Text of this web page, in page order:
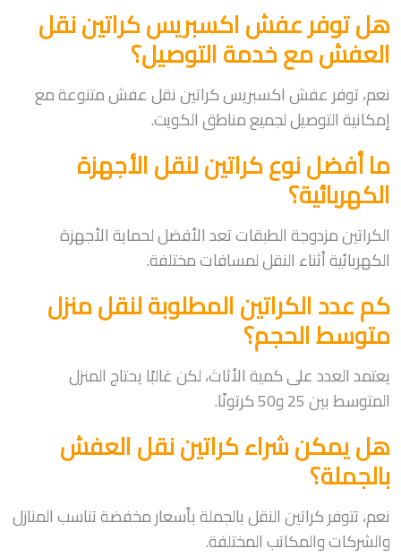
هل توفر عفش اكسبريس كراتين نقل
العفش مع خدمة التوصيل؟
نعم، توفر عفش اكسبريس كراتين نقل عفش متنوعة مع
إمكانية التوصيل لجميع مناطق الكويت.
ما أفضل نوع كراتين لنقل الأجهزة
الكهربائية؟
الكراتين مزدوجة الطبقات تعد الأفضل لحماية الأجهزة
الكهربائية أثناء النقل لمسافات مختلفة.
كم عدد الكراتين المطلوبة لنقل منزل
متوسط الحجم؟
يعتمد العدد على كمية الأثاث، لكن غالبًا يحتاج المنزل
المتوسط بين 25 و50 كرتونًا.
هل يمكن شراء كراتين نقل العفش
بالجملة؟
نعم، تتوفر كراتين النقل بالجملة بأسعار مخفضة تناسب المنازل
والشركات والمكاتب المختلفة.